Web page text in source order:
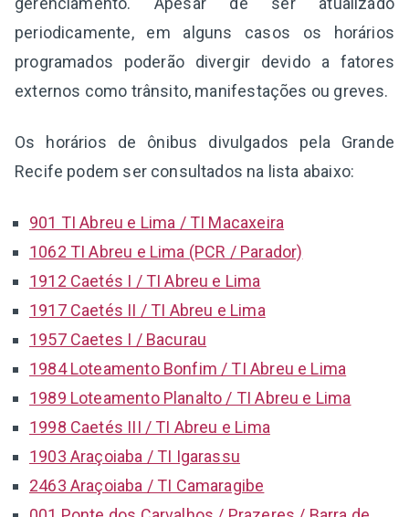
periodicamente, em alguns casos os horários
programados poderão divergir devido a fatores
externos como trânsito, manifestações ou greves.
Os horários de ônibus divulgados pela Grande
Recife podem ser consultados na lista abaixo:
901 TI Abreu e Lima / TI Macaxeira
1062 TI Abreu e Lima (PCR / Parador)
1912 Caetés I / TI Abreu e Lima
1917 Caetés II / TI Abreu e Lima
1957 Caetes I / Bacurau
1984 Loteamento Bonfim / TI Abreu e Lima
1989 Loteamento Planalto / TI Abreu e Lima
1998 Caetés III / TI Abreu e Lima
1903 Araçoiaba / TI Igarassu
2463 Araçoiaba / TI Camaragibe